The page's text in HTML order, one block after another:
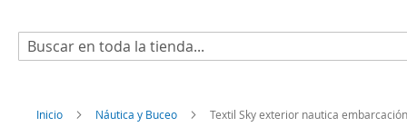
Buscar
Inicio Náutica y Buceo Textil Sky exterior nautica embarcación